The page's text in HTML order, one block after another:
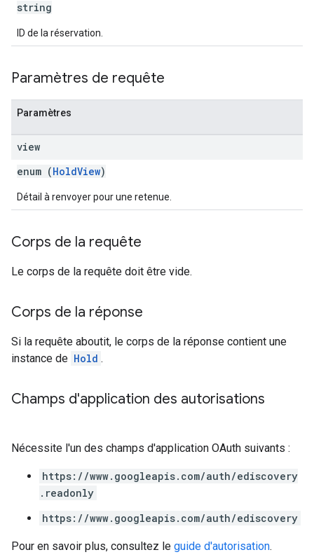
string
ID de la réservation.
Paramètres de requête
Paramètres
view
enum (HoldView)
Détail à renvoyer pour une retenue.
Corps de la requête
Le corps de la requête doit être vide.
Corps de la réponse
Si la requête aboutit, le corps de la réponse contient une
instance de Hold .
Champs d'application des autorisations
Nécessite l'un des champs d'application OAuth suivants :
https://www.googleapis.com/auth/ediscovery
.readonly
https://www.googleapis.com/auth/ediscovery
Pour en savoir plus, consultez le guide d'autorisation.